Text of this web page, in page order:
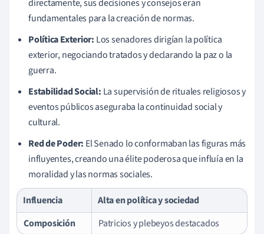
directamente, sus decisiones y consejos eran
fundamentales para la creación de normas.
Política Exterior: Los senadores dirigían la política
exterior, negociando tratados y declarando la paz o la
guerra.
Estabilidad Social: La supervisión de rituales religiosos y
eventos públicos aseguraba la continuidad social y
cultural.
Red de Poder: El Senado lo conformaban las figuras más
influyentes, creando una élite poderosa que influía en la
moralidad y las normas sociales.
Influencia
Alta en política y sociedad
Composición
Patricios y plebeyos destacados